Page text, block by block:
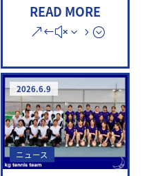
READ MORE
2026.6.9
ニュース